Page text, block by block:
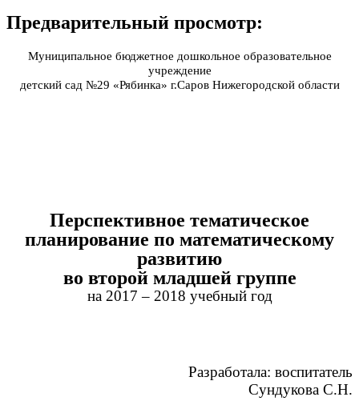
Предварительный просмотр:
Муниципальное бюджетное дошкольное образовательное
учреждение
детский сад №29 «Рябинка» г.Саров Нижегородской области
Перспективное тематическое
планирование по математическому
развитию
во второй младшей группе
на 2017 – 2018 учебный год
Разработала: воспитатель
Сундукова С.Н.